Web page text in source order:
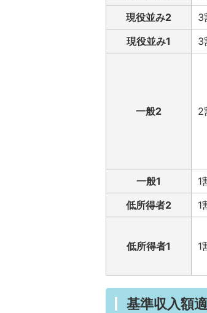
現役並み2
3
現役並み1
3
一般2 2
一般1
1
低所得者2
1
低所得者1 1
基準収入額